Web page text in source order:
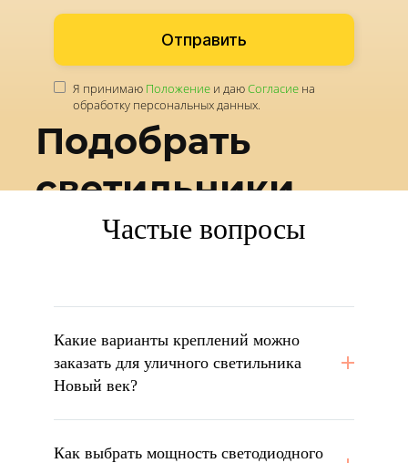
Отправить
Я принимаю Положение и даюСогласие на
обработку персональных данных.
Подобрать
светильники
под проект?
Частые вопросы
Какие варианты креплений можно
заказать для уличного светильника
Новый век?
Как выбрать мощность светодиодного